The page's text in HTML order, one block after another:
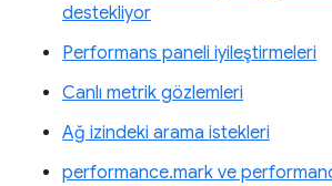
destekliyor
Performans paneli iyileştirmeleri
Canlı metrik gözlemleri
Ağ izindeki arama istekleri
performance.mark ve